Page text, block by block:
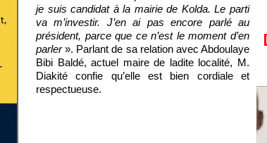
je suis candidat à la mairie de Kolda. Le parti
va m’investir. J’en ai pas encore parlé au
président, parce que ce n’est le moment d’en
parler». Parlant de sa relation avec Abdoulaye
Bibi Baldé, actuel maire de ladite localité, M.
Diakité confie qu’elle est bien cordiale et
respectueuse.